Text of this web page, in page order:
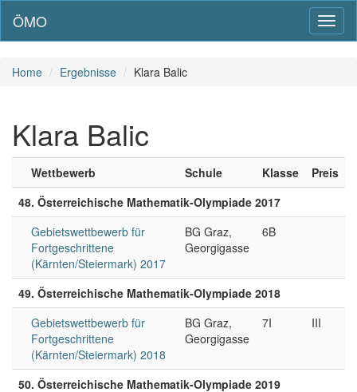
ÖMO
Home Ergebnisse Klara Balic
Klara Balic
Wettbewerb Schule Klasse
Preis
48. Österreichische Mathematik-Olympiade 2017
Gebietswettbewerb für
Fortgeschrittene
(Kärnten/Steiermark) 2017
BG Graz,
Georgigasse
6B
49. Österreichische Mathematik-Olympiade 2018
Gebietswettbewerb für
Fortgeschrittene
(Kärnten/Steiermark) 2018
BG Graz,
Georgigasse
7I III
50. Österreichische Mathematik-Olympiade 2019